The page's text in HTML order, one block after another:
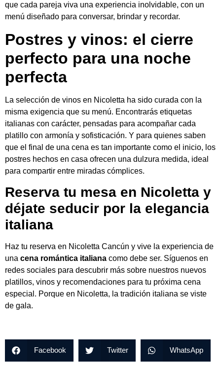
que cada pareja viva una experiencia inolvidable, con un
menú diseñado para conversar, brindar y recordar.
Postres y vinos: el cierre
perfecto para una noche
perfecta
La selección de vinos en Nicoletta ha sido curada con la
misma exigencia que su menú. Encontrarás etiquetas
italianas con carácter, pensadas para acompañar cada
platillo con armonía y sofisticación. Y para quienes saben
que el final de una cena es tan importante como el inicio, los
postres hechos en casa ofrecen una dulzura medida, ideal
para compartir entre miradas cómplices.
Reserva tu mesa en Nicoletta y
déjate seducir por la elegancia
italiana
Haz tu reserva en Nicoletta Cancún y vive la experiencia de
una cena romántica italiana como debe ser. Síguenos en
redes sociales para descubrir más sobre nuestros nuevos
platillos, vinos y recomendaciones para tu próxima cena
especial. Porque en Nicoletta, la tradición italiana se viste
de gala.
Facebook Twitter WhatsApp